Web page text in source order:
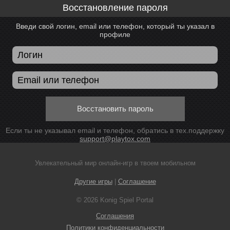
Восстановление пароля
Введи свой логин, email или телефон, который ты указал в
профиле
Восстановить пароль
Если ты не указывал email и телефон, обратись в тех.поддержку
support@playtox.com
Увлекательный мир онлайн-игр в твоем мобильном
Другие игры| Соглашение
© 2026 Konig Spiel Portal
Соглашения
Политики конфиденциальности